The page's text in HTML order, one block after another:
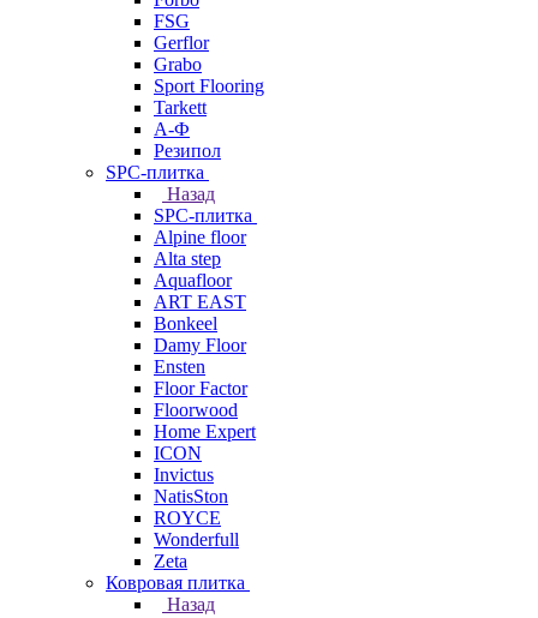
FSG
Gerflor
Grabo
Sport Flooring
Tarkett
А-Ф
Резипол
SPC-плитка
Назад
SPC-плитка
Alpine floor
Alta step
Aquafloor
ART EAST
Bonkeel
Damy Floor
Ensten
Floor Factor
Floorwood
Home Expert
ICON
Invictus
NatisSton
ROYCE
Wonderfull
Zeta
Ковровая плитка
Назад